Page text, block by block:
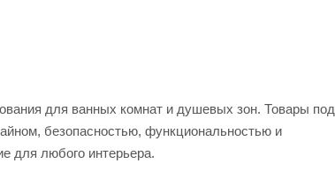
для ванных комнат и душевых зон. Товары под
безопасностью, функциональностью и
для любого интерьера.